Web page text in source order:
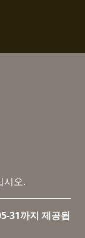
시오.
31까지 제공됩